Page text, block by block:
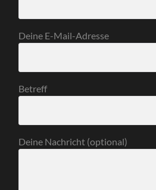
Deine E-Mail-Adresse
Betreff
Deine Nachricht (optional)